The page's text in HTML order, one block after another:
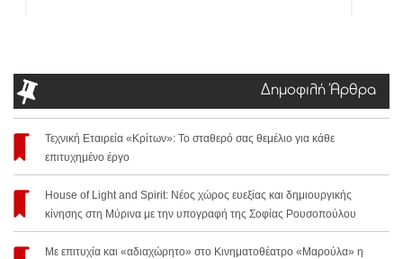
Δημοφιλή Άρθρα
Τεχνική Εταιρεία «Κρίτων»: Το σταθερό σας θεμέλιο για κάθε
επιτυχημένο έργο
House of Light and Spirit: Νέος χώρος ευεξίας και δημιουργικής
κίνησης στη Μύρινα με την υπογραφή της Σοφίας Ρουσοπούλου
Με επιτυχία και «αδιαχώρητο» στο Κινηματοθέατρο «Μαρούλα» η